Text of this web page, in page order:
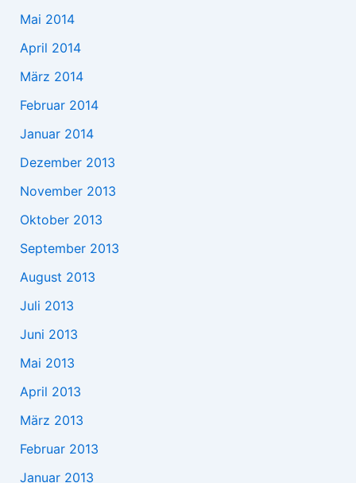
Mai 2014
April 2014
März 2014
Februar 2014
Januar 2014
Dezember 2013
November 2013
Oktober 2013
September 2013
August 2013
Juli 2013
Juni 2013
Mai 2013
April 2013
März 2013
Februar 2013
Januar 2013